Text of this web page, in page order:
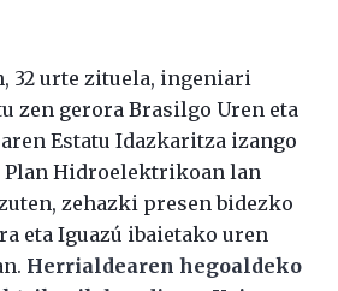
32 urte zituela, ingeniari
zen gerora Brasilgo Uren eta
Estatu Idazkaritza izango
Plan Hidroelektrikoan lan
zehazki presen bidezko
eta Iguazú ibaietako uren
Herrialdearen hegoaldeko